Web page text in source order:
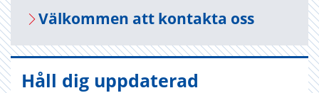
Väl­kom­men att kon­tak­ta oss
Håll dig uppdaterad